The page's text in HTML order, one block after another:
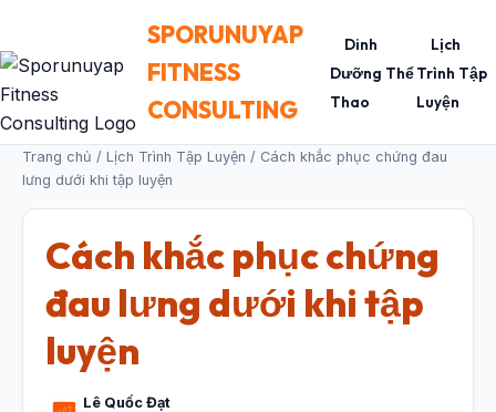
SPORUNUYAP
FITNESS
CONSULTING
Dinh
Dưỡng Thể
Thao
Lịch
Trình Tập
Luyện
Trang chủ / Lịch Trình Tập Luyện / Cách khắc phục chứng đau
lưng dưới khi tập luyện
Cách khắc phục chứng
đau lưng dưới khi tập
luyện
Lê Quốc Đạt